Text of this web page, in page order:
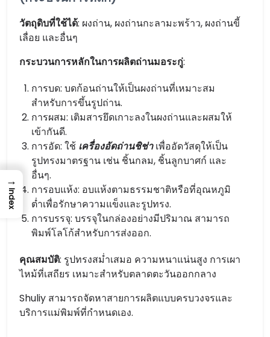
วัตถุดิบที่ใช้ได้: ผงถ่าน, ผงถ่านกะลามะพร้าว, ผงถ่านขี้
เลื่อย และอื่นๆ
กระบวนการหลักในการผลิตถ่านมอระกู่:
การบด: บดก้อนถ่านให้เป็นผงถ่านที่เหมาะสม
สำหรับการขึ้นรูปถ่าน.
การผสม: เติมสารยึดเกาะลงในผงถ่านและผสมให้
เข้ากันดี.
การอัด: ใช้ เครื่องอัดถ่านชิช่าเพื่ออัดวัสดุให้เป็น
รูปทรงมาตรฐาน เช่น ชิ้นกลม, ชิ้นลูกบาศก์ และ
อื่นๆ.
การอบแห้ง: อบแห้งตามธรรมชาติหรือที่อุณหภูมิ
ต่ำเพื่อรักษาความแข็งและรูปทรง.
การบรรจุ: บรรจุในกล่องอย่างมีปริมาณ สามารถ
พิมพ์โลโก้สำหรับการส่งออก.
คุณสมบัติ: รูปทรงสม่ำเสมอ ความหนาแน่นสูง การเผา
ไหม้ที่เสถียร เหมาะสำหรับตลาดตะวันออกกลาง
Shuliy สามารถจัดหาสายการผลิตแบบครบวงจรและ
บริการแม่พิมพ์ที่กำหนดเอง.
→
Index